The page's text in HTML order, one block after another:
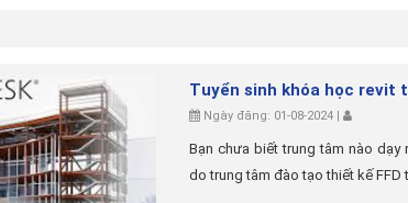
Tuyển sinh khóa học revit
Ngày đăng: 01-08-2024 |
Bạn chưa biết trung tâm nào dạy
do trung tâm đào tạo thiết kế FFD